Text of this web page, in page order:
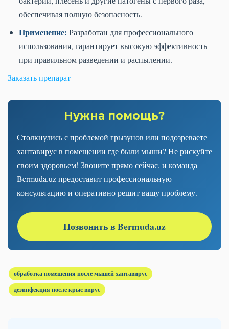
обеспечивая полную безопасность.
Применение: Разработан для профессионального
использования, гарантирует высокую эффективность
при правильном разведении и распылении.
Заказать препарат
Нужна помощь?
Столкнулись с проблемой грызунов или подозреваете
хантавирус в помещении где были мыши? Не рискуйте
своим здоровьем! Звоните прямо сейчас, и команда
Bermuda.uz предоставит профессиональную
консультацию и оперативно решит вашу проблему.
Позвонить в Bermuda.uz
обработка помещения после мышей хантавирус
дезинфекция после крыс вирус